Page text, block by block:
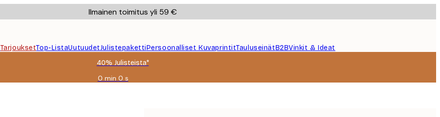
Ilmainen toimitus yli 59 €
TarjouksetTop-ListaUutuudetJulistepakettiPersoonalliset KuvaprintitTauluseinätB2BVinkit & Ideat
40% Julisteista*
0 min 0 s
Voimassa